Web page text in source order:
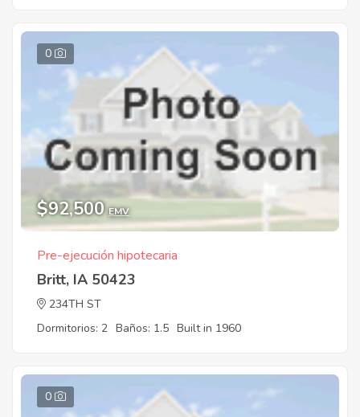
0
$92,500 EMV
Pre-ejecución hipotecaria
Britt, IA 50423
234TH ST
Dormitorios: 2 Baños: 1.5 Built in 1960
0